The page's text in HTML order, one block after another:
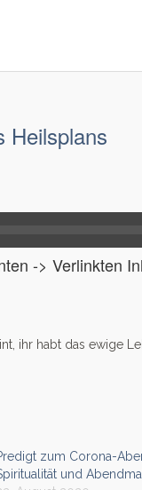
Heilsplans
-> Verlinkten
ihr habt das ewige
zum Corona-
und